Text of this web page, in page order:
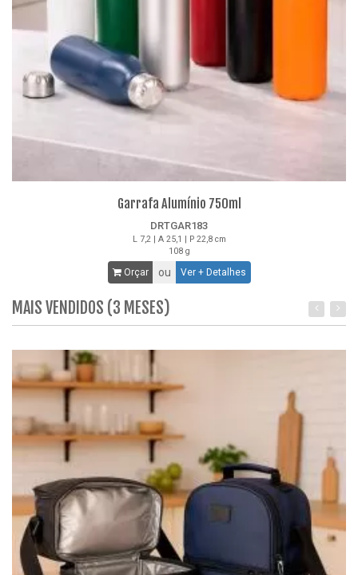
Garrafa Alumínio 750ml
DRTGAR183
L 7,2 | A 25,1 | P 22,8 cm
108 g
Orçar ou Ver + Detalhes
MAIS VENDIDOS (3 MESES)